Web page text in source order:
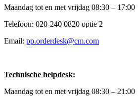
Maandag tot en met vrijdag 08:30 – 17:00
Telefoon: 020-240 0820 optie 2
Email: pp.orderdesk@cm.com
Technische helpdesk:
Maandag tot en met vrijdag 08:30 – 21:00